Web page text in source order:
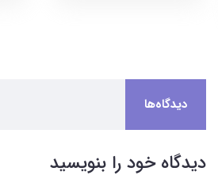
دیدگاه‌ها
دیدگاه خود را بنویسید